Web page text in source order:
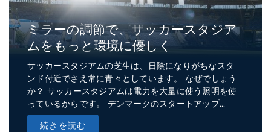
ミラーの調節で、サッカースタジア
ムをもっと環境に優しく
サッカースタジアムの芝生は、日陰になりがちなスタ
ンド付近でさえ常に青々としています。 なぜでしょう
か？ サッカースタジアムは電力を大量に使う照明を使
っているからです。 デンマークのスタートアップ...
続きを読む